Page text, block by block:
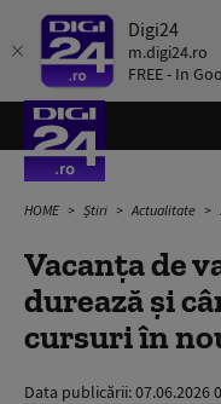
Digi24
m.digi24.ro
FREE - In
HOME Știri Actualitate
Vacanța de
durează și
cursuri în
Data publicării:07.06.2026